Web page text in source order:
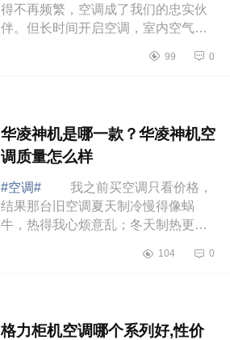
得不再频繁，空调成了我们的忠实伙
伴。但长时间开启空调，室内空气不
适。下面小编为大家介绍下小氧吧x3
99 0
华凌神机是哪一款？华凌神机空
调质量怎么样
#空调#
我之前买空调只看价格，
结果那台旧空调夏天制冷慢得像蜗
牛，热得我心烦意乱；冬天制热更是
电费还高得吓人，简直就是“电老虎”。
104 0
格力柜机空调哪个系列好,性价